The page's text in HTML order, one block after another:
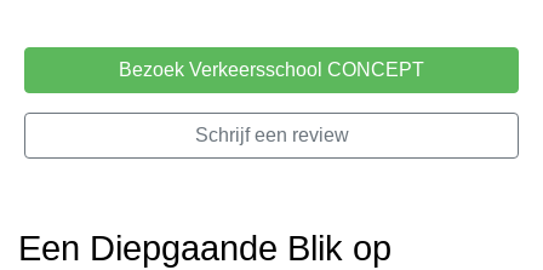
Bezoek Verkeersschool CONCEPT
Schrijf een review
Een Diepgaande Blik op